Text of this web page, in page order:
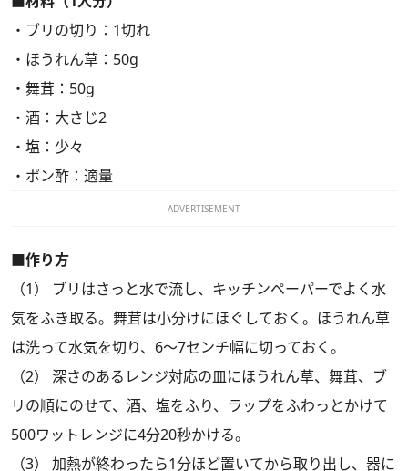
・ブリの切り：1切れ
・ほうれん草：50g
・舞茸：50g
・酒：大さじ2
・塩：少々
・ポン酢：適量
ADVERTISEMENT
■作り方
（1） ブリはさっと水で流し、キッチンペーパーでよく水
気をふき取る。舞茸は小分けにほぐしておく。ほうれん草
は洗って水気を切り、6～7センチ幅に切っておく。
（2） 深さのあるレンジ対応の皿にほうれん草、舞茸、ブ
リの順にのせて、酒、塩をふり、ラップをふわっとかけて
500ワットレンジに4分20秒かける。
（3） 加熱が終わったら1分ほど置いてから取り出し、器に